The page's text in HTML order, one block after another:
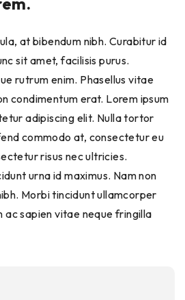
at bibendum nibh. Curabitur id
sit amet, facilisis purus.
rutrum enim. Phasellus vitae
condimentum erat. Lorem ipsum
adipiscing elit. Nulla tortor
commodo at, consectetur eu
risus nec ultricies.
urna id maximus. Nam non
Morbi tincidunt ullamcorper
ac sapien vitae neque fringilla